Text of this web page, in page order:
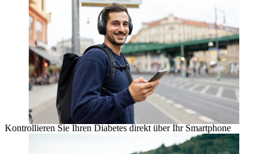
Kontrollieren Sie Ihren Diabetes direkt über Ihr Smartphone